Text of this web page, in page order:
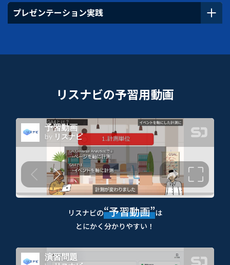
プレゼンテーション実践
リスナビの予習用動画
リスナビの“予習動画”は
とにかく分かりやすい！